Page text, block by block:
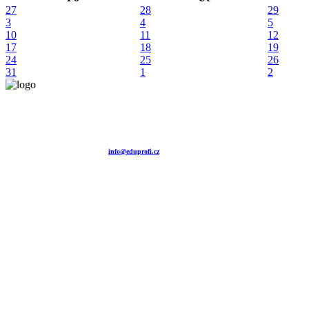
27
28 29
3
4 5
10
11 12
17
18 19
24
25 26
31
1 2
info@eduprofi.cz